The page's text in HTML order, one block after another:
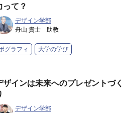
って？
デザイン学部
舟山 貴士 助教
グラフィ 大学の学び
ザインは未来へのプレゼントづく
デザイン学部